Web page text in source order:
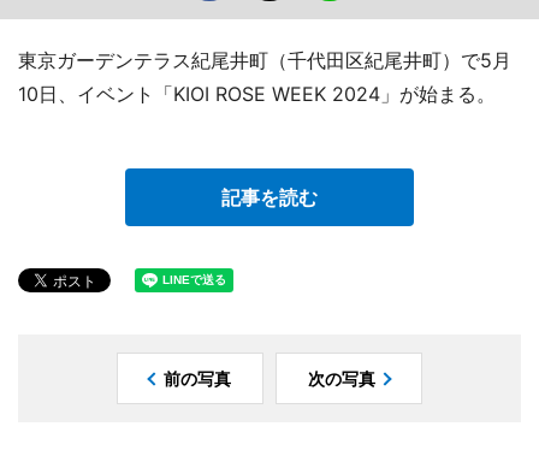
東京ガーデンテラス紀尾井町（千代田区紀尾井町）で5月
10日、イベント「KIOI ROSE WEEK 2024」が始まる。
記事を読む
前の写真 次の写真